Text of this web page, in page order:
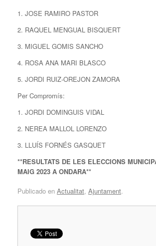
1. JOSE RAMIRO PASTOR
2. RAQUEL MENGUAL BISQUERT
3. MIGUEL GOMIS SANCHO
4. ROSA ANA MARI BLASCO
5. JORDI RUIZ-OREJON ZAMORA
Per Compromís:
1. JORDI DOMINGUIS VIDAL
2. NEREA MALLOL LORENZO
3. LLUÍS FORNÉS GASQUET
**RESULTATS DE LES ELECCIONS
MAIG 2023 A ONDARA**
Publicado en Actualitat, Ajuntament.